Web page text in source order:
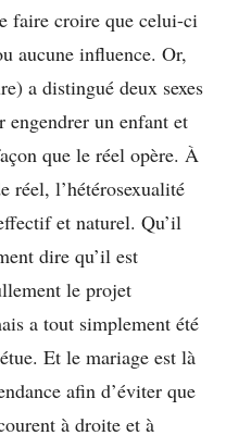
faire croire que celui-ci
aucune influence. Or,
a distingué deux sexes
engendrer un enfant et
que le réel opère. À
réel, l’hétérosexualité
et naturel. Qu’il
dire qu’il est
le projet
a tout simplement été
Et le mariage est là
afin d’éviter que
à droite et à